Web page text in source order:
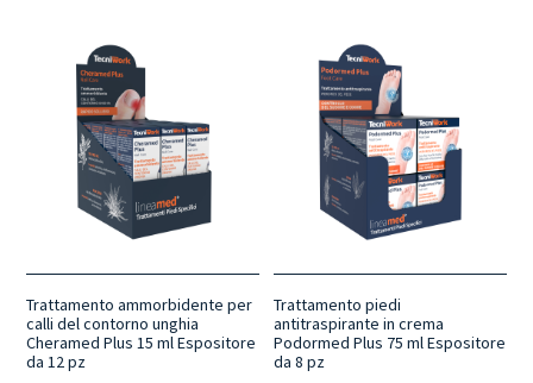
Trattamento ammorbidente per
calli del contorno unghia
Cheramed Plus 15 ml Espositore
da 12 pz
Trattamento piedi
antitraspirante in crema
Podormed Plus 75 ml Espositore
da 8 pz